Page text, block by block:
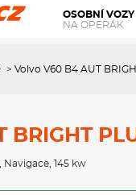
OSOBNÍ VOZY
NA OPERÁK
> Volvo V60 B4 AUT
BRIGHT
Navigace , 145 kw